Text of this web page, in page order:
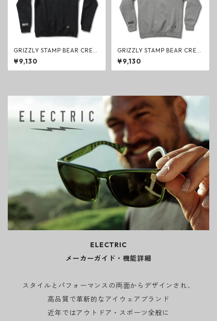
GRIZZLY STAMP BEAR CREW
クルースウェット ブラック フ
ァッション グリズリー ヘビー
ウェイトボディ
¥9,130
GRIZZLY STAMP BEAR CREW
クルースウェット グレー/ブル
ー ファッション グリズリー ヘ
ビーウェイトボディ
¥9,130
ELECTRIC
メーカーガイド・機能詳細
スタイルとパフォーマンスの両面からデザインされ、
高品質で革新的なアイウェアブランド
近年ではアウトドア・スポーツ全般に